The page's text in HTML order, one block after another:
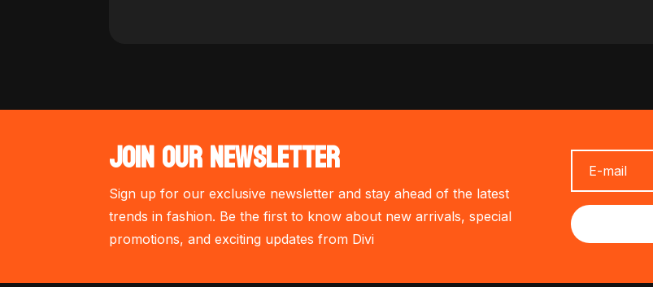
JOIN OUR NEWSLETTER
Sign up for our exclusive newsletter and stay ahead of the latest
trends in fashion. Be the first to know about new arrivals, special
promotions, and exciting updates from Divi